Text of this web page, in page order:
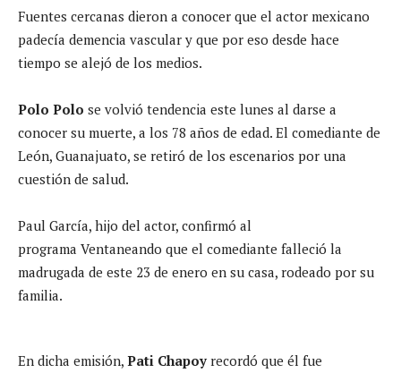
Fuentes cercanas dieron a conocer que el actor mexicano
padecía demencia vascular y que por eso desde hace
tiempo se alejó de los medios.
Polo Polo se volvió tendencia este lunes al darse a
conocer su muerte, a los 78 años de edad. El comediante de
León, Guanajuato, se retiró de los escenarios por una
cuestión de salud.
Paul García, hijo del actor, confirmó al
programa Ventaneando que el comediante falleció la
madrugada de este 23 de enero en su casa, rodeado por su
familia.
En dicha emisión, Pati Chapoy recordó que él fue